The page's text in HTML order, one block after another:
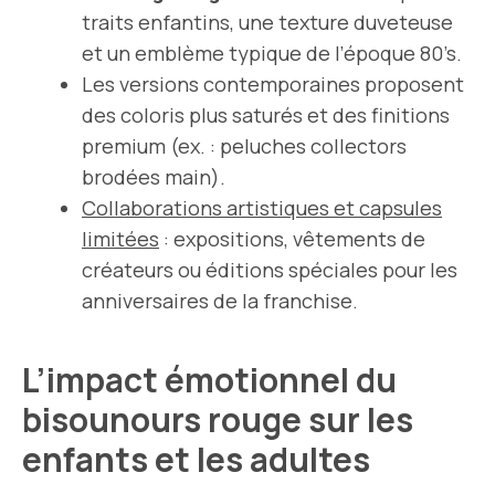
traits enfantins, une texture duveteuse
et un emblème typique de l’époque 80’s.
Les versions contemporaines proposent
des coloris plus saturés et des finitions
premium (ex. : peluches collectors
brodées main).
Collaborations artistiques et capsules
limitées : expositions, vêtements de
créateurs ou éditions spéciales pour les
anniversaires de la franchise.
L’impact émotionnel du
bisounours rouge sur les
enfants et les adultes